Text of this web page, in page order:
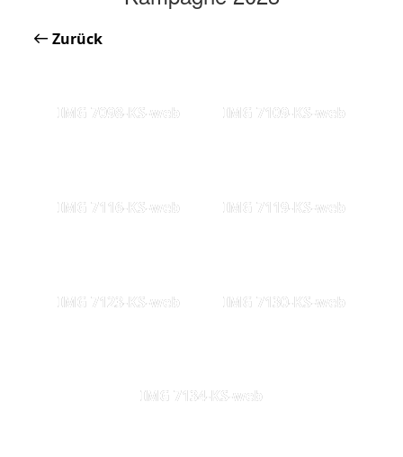
Zurück
IMG 7098-KS-web IMG 7109-KS-web
IMG 7116-KS-web IMG 7119-KS-web
IMG 7123-KS-web IMG 7130-KS-web
IMG 7134-KS-web